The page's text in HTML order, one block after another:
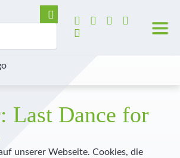
Last Dance for
unserer Webseite. Cookies, die